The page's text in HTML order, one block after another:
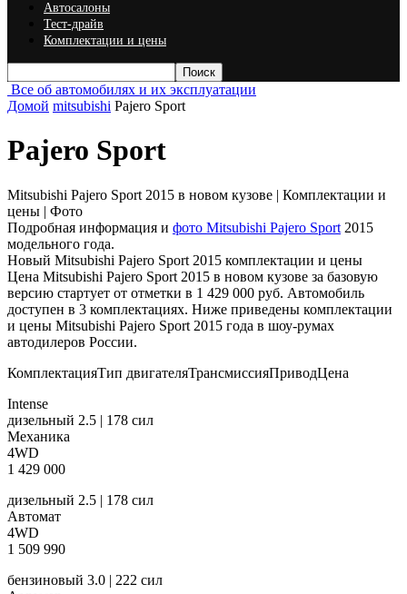
Автосалоны
Тест-драйв
Комплектации и цены
Все об автомобилях и их эксплуатации
Домой mitsubishi Pajero Sport
Pajero Sport
Mitsubishi Pajero Sport 2015 в новом кузове | Комплектации и
цены | Фото
Подробная информация и фото Mitsubishi Pajero Sport 2015
модельного года.
Новый Mitsubishi Pajero Sport 2015 комплектации и цены
Цена Mitsubishi Pajero Sport 2015 в новом кузове за базовую
версию стартует от отметки в 1 429 000 руб. Автомобиль
доступен в 3 комплектациях. Ниже приведены комплектации
и цены Mitsubishi Pajero Sport 2015 года в шоу-румах
автодилеров России.
КомплектацияТип двигателяТрансмиссияПриводЦена
Intense
дизельный 2.5 | 178 сил
Механика
4WD
1 429 000
дизельный 2.5 | 178 сил
Автомат
4WD
1 509 990
бензиновый 3.0 | 222 сил